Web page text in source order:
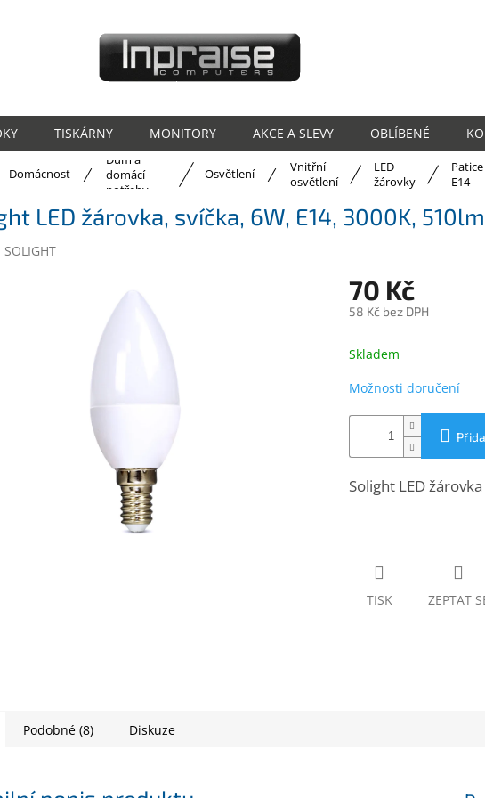
TISKÁRNY MONITORY AKCE A SLEVY OBLÍBENÉ
Domácnost
Dům a
domácí
potřeby
Osvětlení
Vnitřní
osvětlení
LED
žárovky
Patice
E14
LED žárovka, svíčka, 6W, E14, 3000K,
SOLIGHT
70 Kč
58 Kč bez DPH
cena:
Skladem
Možnosti doručení
Solight LED
TISK ZEPTAT
Podobné (8) Diskuze